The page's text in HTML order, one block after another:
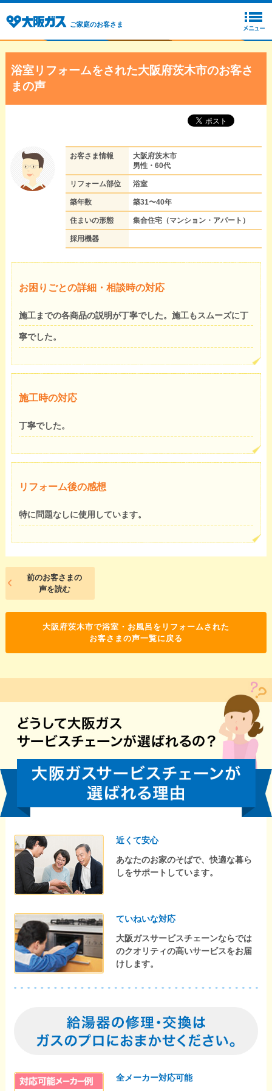
ご家庭のお客さま
浴室リフォームをされた大阪府茨木市のお客さ
まの声
お客さま情報
大阪府茨木市
男性・60代
リフォーム部位 浴室
築年数 築31〜40年
住まいの形態 集合住宅（マンション・アパート）
採用機器
お困りごとの詳細・相談時の対応
施工までの各商品の説明が丁寧でした。施工もスムーズに丁
寧でした。
施工時の対応
丁寧でした。
リフォーム後の感想
特に問題なしに使用しています。
前のお客さまの
声を読む
大阪府茨木市で浴室・お風呂をリフォームされた
お客さまの声一覧に戻る
近くて安心
あなたのお家のそばで、快適な暮ら
しをサポートしています。
ていねいな対応
大阪ガスサービスチェーンならでは
のクオリティの高いサービスをお届
けします。
全メーカー対応可能